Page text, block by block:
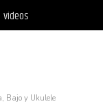
videos
Bajo y Ukulele